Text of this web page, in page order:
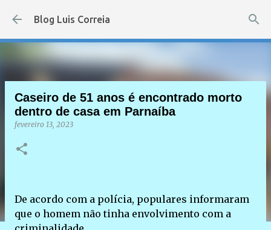
Pular para o conteúdo principal
Blog Luis Correia
Caseiro de 51 anos é encontrado morto
dentro de casa em Parnaíba
fevereiro 13, 2023
De acordo com a polícia, populares informaram
que o homem não tinha envolvimento com a